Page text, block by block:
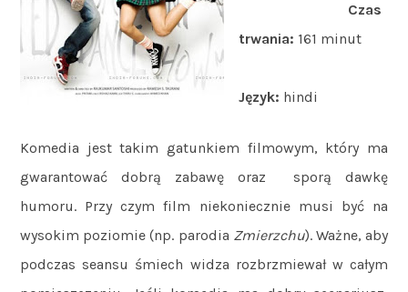
Czas
trwania: 161 minut
Język: hindi
Komedia jest takim gatunkiem filmowym, który ma
gwarantować dobrą zabawę oraz sporą dawkę
humoru. Przy czym film niekoniecznie musi być na
wysokim poziomie (np. parodia Zmierzchu). Ważne, aby
podczas seansu śmiech widza rozbrzmiewał w całym